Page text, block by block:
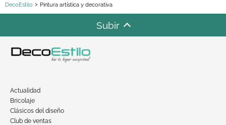
DecoEstilo Pintura artística y decorativa
Subir
Actualidad
Bricolaje
Clásicos del diseño
Club de ventas